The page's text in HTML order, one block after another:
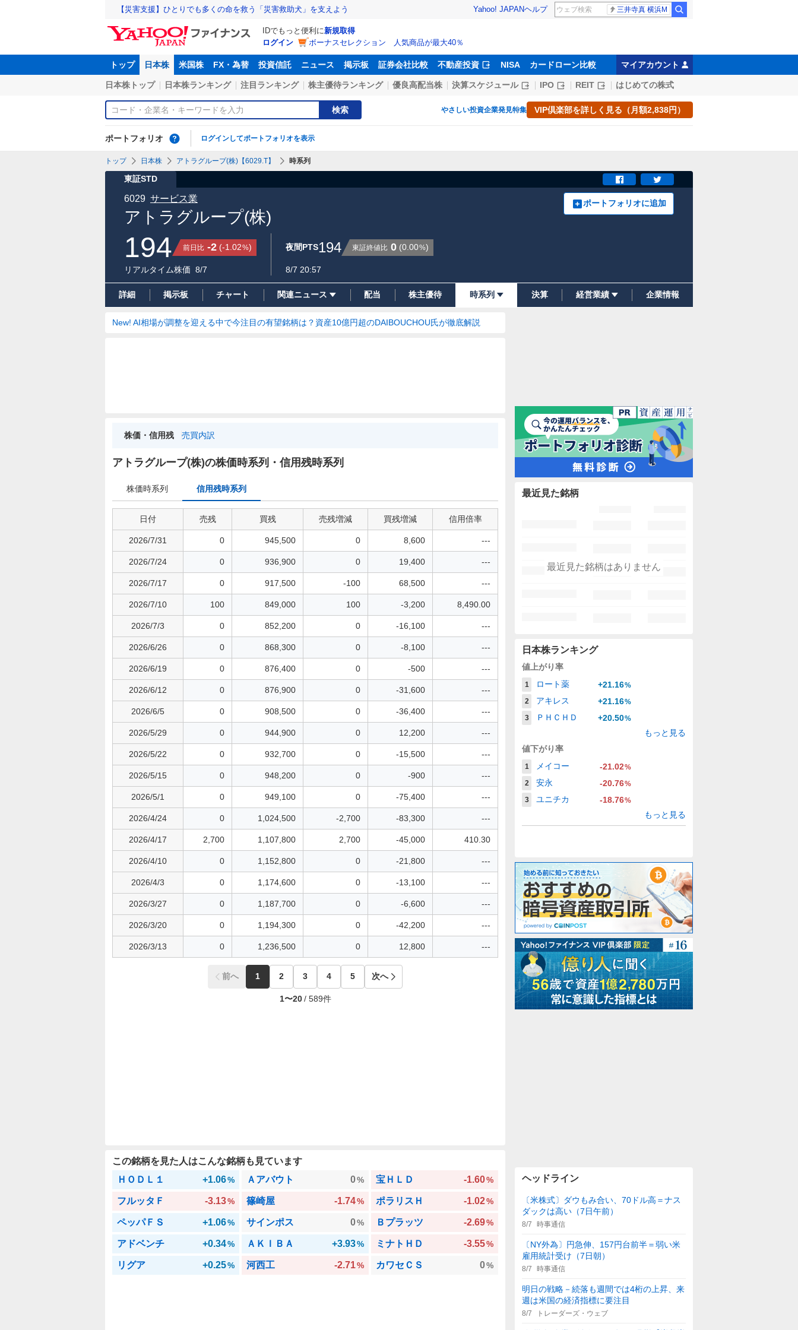
【災害支援】ひとりでも多くの命を救う「災害救助犬」を支えよう Yahoo! JAPANヘルプ 三井寺真 横浜M
IDでもっと便利に新規取得
ログイン
ボーナスセレクション 人気商品が最大40％
トップ 日本株 米国株 FX・為替 投資信託 ニュース 掲示板 証券会社比較 不動産投資 NISA カードローン比較 マイアカウント
日本株トップ 日本株ランキング 注目ランキング 株主優待ランキング 優良高配当株 決算スケジュール IPO REIT はじめての株式
検索 やさしい投資企業発見特集 VIP倶楽部を詳しく見る（月額2,838円）
ポートフォリオ ログインしてポートフォリオを表示
トップ 日本株 アトラグループ(株)【6029.T】 時系列
東証STD
アトラグループ(株)
6029 サービス業 ポートフォリオに追加
194 前日比 -2 (-1.02%)
リアルタイム株価 8/7
夜間PTS194 東証終値比 0 (0.00%)
8/7 20:57
詳細 掲示板 チャート 関連ニュース 配当 株主優待 時系列 決算 経営業績 企業情報
New! AI相場が調整を迎える中で今注目の有望銘柄は？資産10億円超のDAIBOUCHOU氏が徹底解説
株価・信用残 売買内訳
アトラグループ(株)の株価時系列・信用残時系列
用
残
列
株価時系列 信用残時系列
日付 売残 買残 売残増減 買残増減 信用倍率
2026/7/31 0 945,500 0 8,600 ---
2026/7/24 0 936,900 0 19,400 ---
2026/7/17 0 917,500 -100 68,500 ---
2026/7/10 100 849,000 100 -3,200 8,490.00
2026/7/3 0 852,200 0 -16,100 ---
2026/6/26 0 868,300 0 -8,100 ---
2026/6/19 0 876,400 0 -500 ---
2026/6/12 0 876,900 0 -31,600 ---
2026/6/5 0 908,500 0 -36,400 ---
2026/5/29 0 944,900 0 12,200 ---
2026/5/22 0 932,700 0 -15,500 ---
2026/5/15 0 948,200 0 -900 ---
2026/5/1 0 949,100 0 -75,400 ---
2026/4/24 0 1,024,500 -2,700 -83,300 ---
2026/4/17 2,700 1,107,800 2,700 -45,000 410.30
2026/4/10 0 1,152,800 0 -21,800 ---
2026/4/3 0 1,174,600 0 -13,100 ---
2026/3/27 0 1,187,700 0 -6,600 ---
2026/3/20 0 1,194,300 0 -42,200 ---
2026/3/13 0 1,236,500 0 12,800 ---
前へ 1 2 3 4 5 次へ
1〜20 / 589件
この銘柄を見た人はこんな銘柄も見ています
ＨＯＤＬ１
+1.06% Ａアバウト 0% 宝ＨＬＤ -1.60%
フルッタＦ -3.13% 篠崎屋 -1.74% ポラリスＨ -1.02%
ペッパＦＳ +1.06% サインポス 0% Ｂプラッツ -2.69%
アドベンチ +0.34% ＡＫＩＢＡ +3.93% ミナトＨＤ -3.55%
リグア +0.25% 河西工 -2.71% カワセＣＳ 0%
最近見た銘柄
最近見た銘柄はありません
日本株ランキング
値上がり率
1 ロート薬 +21.16%
2
アキレス +21.16%
3
ＰＨＣＨＤ +20.50%
もっと見る
値下がり率
1 メイコー -21.02%
2
安永 -20.76%
3
ユニチカ -18.76%
もっと見る
ヘッドライン
〔米株式〕ダウもみ合い、70ドル高＝ナス
ダックは高い（7日午前）
8/7 時事通信
〔NY外為〕円急伸、157円台前半＝弱い米
雇用統計受け（7日朝）
8/7 時事通信
明日の戦略－続落も週間では4桁の上昇、来
週は米国の経済指標に要注目
8/7 トレーダーズ・ウェブ